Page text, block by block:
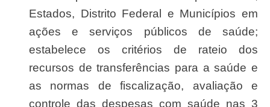
Estados, Distrito Federal e Municípios em
ações e serviços públicos de saúde;
estabelece os critérios de rateio dos
recursos de transferências para a saúde e
as normas de fiscalização, avaliação e
controle das despesas com saúde nas 3